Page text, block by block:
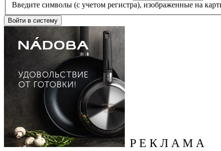
Введите символы (с учетом регистра), изображенные на
Р Е К Л А М А